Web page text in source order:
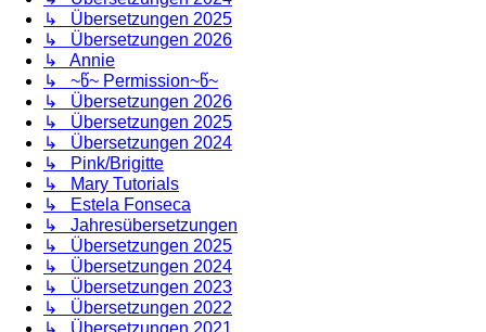
↳ Übersetzungen 2025
↳ Übersetzungen 2026
↳ Annie
↳ ~წ~ Permission~წ~
↳ Übersetzungen 2026
↳ Übersetzungen 2025
↳ Übersetzungen 2024
↳ Pink/Brigitte
↳ Mary Tutorials
↳ Estela Fonseca
↳ Jahresübersetzungen
↳ Übersetzungen 2025
↳ Übersetzungen 2024
↳ Übersetzungen 2023
↳ Übersetzungen 2022
↳ Übersetzungen 2021